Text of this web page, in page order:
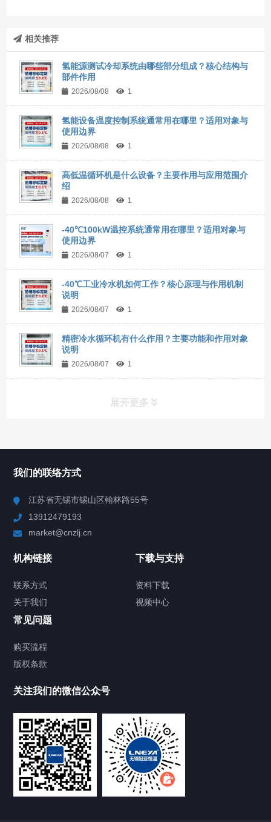
相关推荐
氢能源测试冷却系统由哪些部分组成？核心结构与
部件作用
2026/08/08 1
氢能设备温度控制系统通常用在哪里？适用对象与
使用边界
2026/08/08 1
高低温循环机是什么设备？主要作用与应用范围介
绍
2026/08/08 1
-40℃100kW温控系统通常用在哪里？适用对象与
使用边界
2026/08/07 1
-40℃工业冷水机如何工作？核心原理与作用机制
说明
2026/08/07 1
精密冷水循环机有什么作用？主要功能和作用对象
说明
2026/08/07 1
展开更多
Chiller高精度制冷循环器
TCU温度控制单元
Chiller气体控温系统
Chamber试验箱
FREEZER低温箱
VOCs冷凝回收装置
我们的联络方式
江苏省无锡市锡山区翰林路55号
13912479193
market@cnzlj.cn
机构链接
联系方式
关于我们
下载与支持
资料下载
视频中心
常见问题
购买流程
版权条款
关注我们的微信公众号